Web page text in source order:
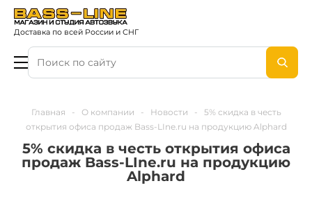
Доставка по всей России и СНГ
Главная - О компании - Новости -
5% скидка в честь
открытия офиса продаж Bass-LIne.ru на продукцию Alphard
5% скидка в честь открытия офиса
продаж Bass-LIne.ru на продукцию
Alphard